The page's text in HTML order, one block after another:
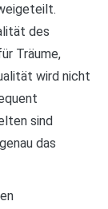
des
Träume,
wird nicht
sind
das